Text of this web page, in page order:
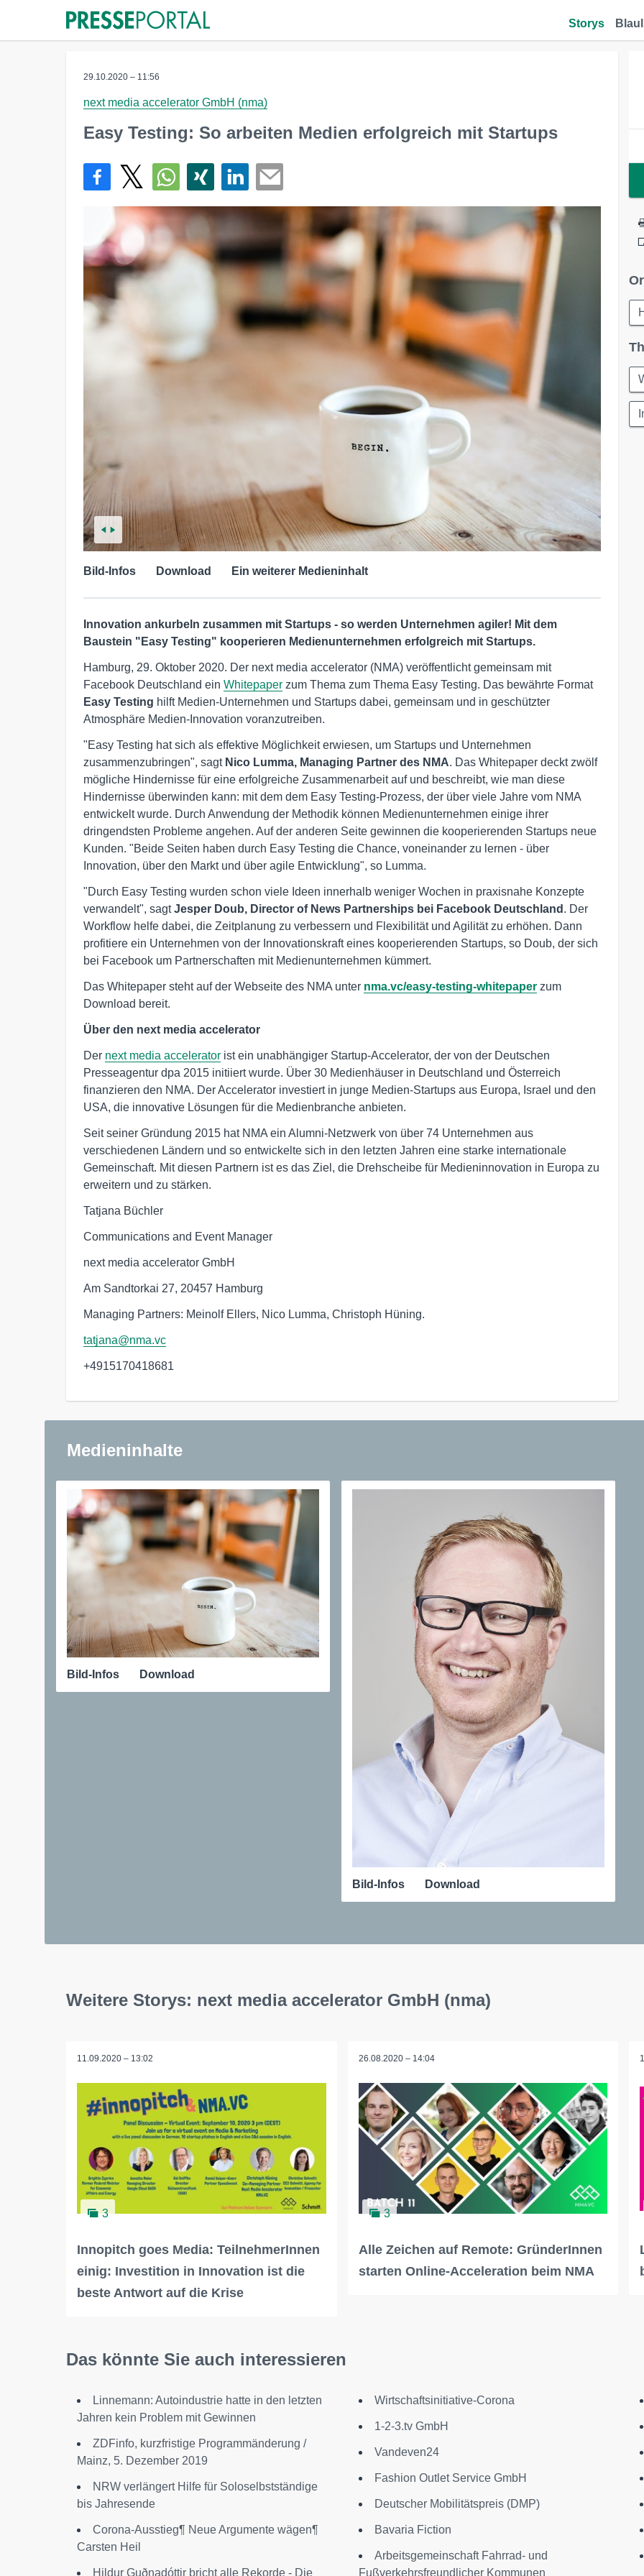
Storys
29.10.2020 – 11:56
next media accelerator GmbH (nma)
Easy Testing: So arbeiten Medien erfolgreich mit Startups
Bild-Infos Download Ein weiterer Medieninhalt
Innovation ankurbeln zusammen mit Startups - so werden Unternehmen agiler! Mit dem
Baustein "Easy Testing" kooperieren Medienunternehmen erfolgreich mit Startups.
Hamburg, 29. Oktober 2020. Der next media accelerator (NMA) veröffentlicht gemeinsam mit
Facebook Deutschland ein Whitepaper zum Thema zum Thema Easy Testing. Das bewährte Format
Easy Testing hilft Medien-Unternehmen und Startups dabei, gemeinsam und in geschützter
Atmosphäre Medien-Innovation voranzutreiben.
"Easy Testing hat sich als effektive Möglichkeit erwiesen, um Startups und Unternehmen
zusammenzubringen", sagt Nico Lumma, Managing Partner des NMA. Das Whitepaper deckt zwölf
mögliche Hindernisse für eine erfolgreiche Zusammenarbeit auf und beschreibt, wie man diese
Hindernisse überwinden kann: mit dem dem Easy Testing-Prozess, der über viele Jahre vom NMA
entwickelt wurde. Durch Anwendung der Methodik können Medienunternehmen einige ihrer
dringendsten Probleme angehen. Auf der anderen Seite gewinnen die kooperierenden Startups neue
Kunden. "Beide Seiten haben durch Easy Testing die Chance, voneinander zu lernen - über
Innovation, über den Markt und über agile Entwicklung", so Lumma.
"Durch Easy Testing wurden schon viele Ideen innerhalb weniger Wochen in praxisnahe Konzepte
verwandelt", sagtJesper Doub, Director of News Partnerships bei Facebook Deutschland . Der
Workflow helfe dabei, die Zeitplanung zu verbessern und Flexibilität und Agilität zu erhöhen. Dann
profitiere ein Unternehmen von der Innovationskraft eines kooperierenden Startups, so Doub, der sich
bei Facebook um Partnerschaften mit Medienunternehmen kümmert.
Das Whitepaper steht auf der Webseite des NMA unter nma.vc/easy-testing-whitepaper zum
Download bereit.
Über den next media accelerator
Der next media accelerator ist ein unabhängiger Startup-Accelerator, der von der Deutschen
Presseagentur dpa 2015 initiiert wurde. Über 30 Medienhäuser in Deutschland und Österreich
finanzieren den NMA. Der Accelerator investiert in junge Medien-Startups aus Europa, Israel und den
USA, die innovative Lösungen für die Medienbranche anbieten.
Seit seiner Gründung 2015 hat NMA ein Alumni-Netzwerk von über 74 Unternehmen aus
verschiedenen Ländern und so entwickelte sich in den letzten Jahren eine starke internationale
Gemeinschaft. Mit diesen Partnern ist es das Ziel, die Drehscheibe für Medieninnovation in Europa zu
erweitern und zu stärken.
Tatjana Büchler
Communications and Event Manager
next media accelerator GmbH
Am Sandtorkai 27, 20457 Hamburg
Managing Partners: Meinolf Ellers, Nico Lumma, Christoph Hüning.
tatjana@nma.vc
+4915170418681
Medieninhalte
Bild-Infos Download
Bild-Infos Download
Weitere Storys: next media accelerator GmbH (nma)
11.09.2020 – 13:02
3
Innopitch goes Media: TeilnehmerInnen
einig: Investition in Innovation ist die
beste Antwort auf die Krise
26.08.2020 – 14:04
3
Alle Zeichen auf Remote: GründerInnen
starten Online-Acceleration beim NMA
Das könnte Sie auch interessieren
Linnemann: Autoindustrie hatte in den letzten
Jahren kein Problem mit Gewinnen
ZDFinfo, kurzfristige Programmänderung /
Mainz, 5. Dezember 2019
NRW verlängert Hilfe für Soloselbstständige
bis Jahresende
Corona-Ausstieg¶ Neue Argumente wägen¶
Carsten Heil
Hildur Guðnadóttir bricht alle Rekorde - Die
Wirtschaftsinitiative-Corona
1-2-3.tv GmbH
Vandeven24
Fashion Outlet Service GmbH
Deutscher Mobilitätspreis (DMP)
Bavaria Fiction
Arbeitsgemeinschaft Fahrrad- und
Fußverkehrsfreundlicher Kommunen